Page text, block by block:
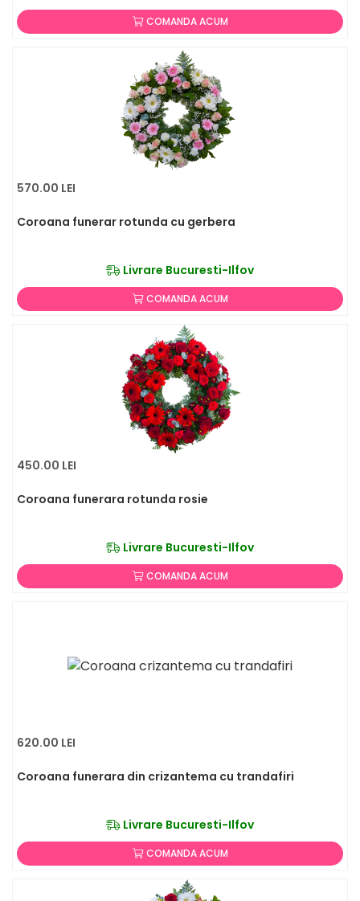
COMANDA ACUM
570.00 LEI
Coroana funerar rotunda cu gerbera
Livrare Bucuresti-Ilfov
COMANDA ACUM
450.00 LEI
Coroana funerara rotunda rosie
Livrare Bucuresti-Ilfov
COMANDA ACUM
620.00 LEI
Coroana funerara din crizantema cu trandafiri
Livrare Bucuresti-Ilfov
COMANDA ACUM